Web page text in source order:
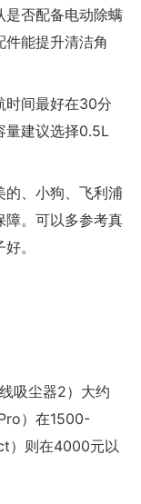
是否配备电动除螨
件能提升清洁角
时间最好在30分
量建议选择0.5L
的、小狗、飞利浦
障。可以多参考真
。
吸尘器2）大约
）在1500-
）则在4000元以